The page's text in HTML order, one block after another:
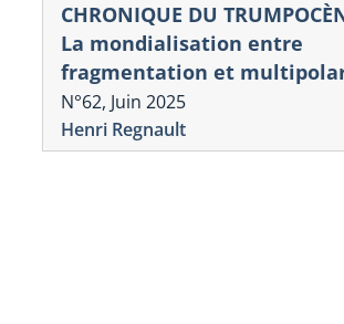
CHRONIQUE DU
La mondialisation entre
fragmentation et
N°62, Juin 2025
Henri Regnault